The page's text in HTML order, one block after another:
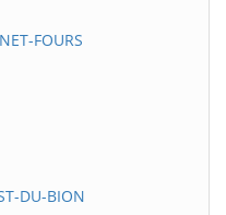
FOURS
DU-BION